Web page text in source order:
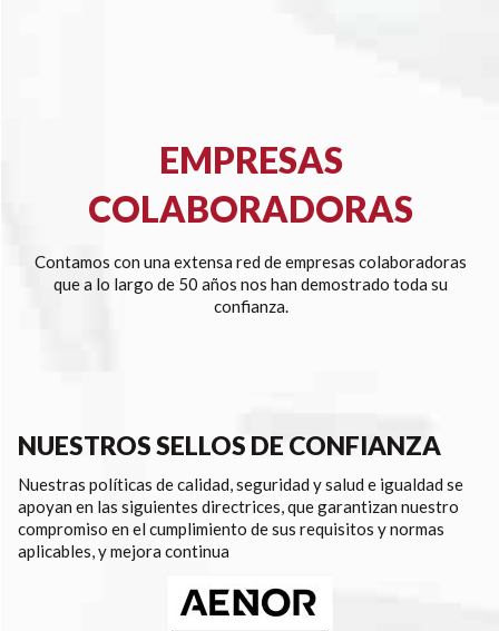
EMPRESAS
COLABORADORAS
Contamos con una extensa red de empresas colaboradoras
que a lo largo de 50 años nos han demostrado toda su
confianza.
NUESTROS SELLOS DE CONFIANZA
Nuestras políticas de calidad, seguridad y salud e igualdad se
apoyan en las siguientes directrices, que garantizan nuestro
compromiso en el cumplimiento de sus requisitos y normas
aplicables, y mejora continua